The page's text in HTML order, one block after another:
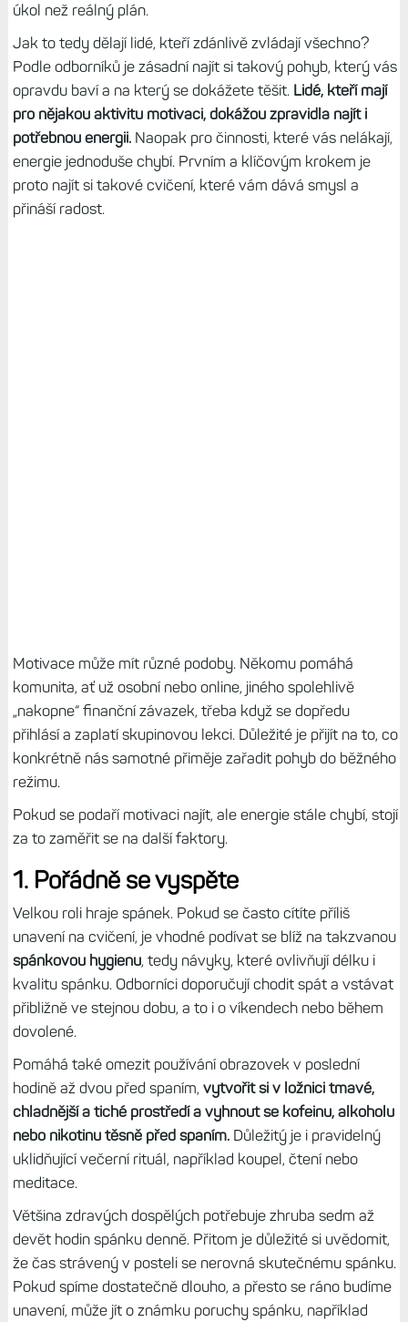
úkol než reálný plán.
Jak to tedy dělají lidé, kteří zdánlivě zvládají všechno?
Podle odborníků je zásadní najít si takový pohyb, který vás
opravdu baví a na který se dokážete těšit. Lidé, kteří mají
pro nějakou aktivitu motivaci, dokážou zpravidla najít i
potřebnou energii.Naopak pro činnosti, které vás nelákají,
energie jednoduše chybí. Prvním a klíčovým krokem je
proto najít si takové cvičení, které vám dává smysl a
přináší radost.
Motivace může mít různé podoby. Někomu pomáhá
komunita, ať už osobní nebo online, jiného spolehlivě
„nakopne“ finanční závazek, třeba když se dopředu
přihlásí a zaplatí skupinovou lekci. Důležité je přijít na to, co
konkrétně nás samotné přiměje zařadit pohyb do běžného
režimu.
Pokud se podaří motivaci najít, ale energie stále chybí, stojí
za to zaměřit se na další faktory.
1. Pořádně se vyspěte
Velkou roli hraje spánek. Pokud se často cítíte příliš
unavení na cvičení, je vhodné podívat se blíž na takzvanou
spánkovou hygienu, tedy návyky, které ovlivňují délku i
kvalitu spánku. Odborníci doporučují chodit spát a vstávat
přibližně ve stejnou dobu, a to i o víkendech nebo během
dovolené.
Pomáhá také omezit používání obrazovek v poslední
hodině až dvou před spaním, vytvořit si v ložnici tmavé,
chladnější a tiché prostředí a vyhnout se kofeinu, alkoholu
nebo nikotinu těsně před spaním.Důležitý je i pravidelný
uklidňující večerní rituál, například koupel, čtení nebo
meditace.
Většina zdravých dospělých potřebuje zhruba sedm až
devět hodin spánku denně. Přitom je důležité si uvědomit,
že čas strávený v posteli se nerovná skutečnému spánku.
Pokud spíme dostatečně dlouho, a přesto se ráno budíme
unavení, může jít o známku poruchy spánku, například